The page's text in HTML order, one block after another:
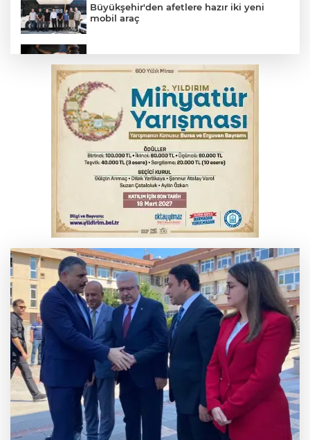
Büyükşehir'den afetlere hazır iki yeni
mobil araç
Yargıtay’dan primle çalışanlara müjde
Bakan Gürlek, Uğur Mumcu’nun ailesi ile
bir araya geldi
Serbest piyasada altın fiyatları...
Bursa’da bugün hava nasıl olacak?